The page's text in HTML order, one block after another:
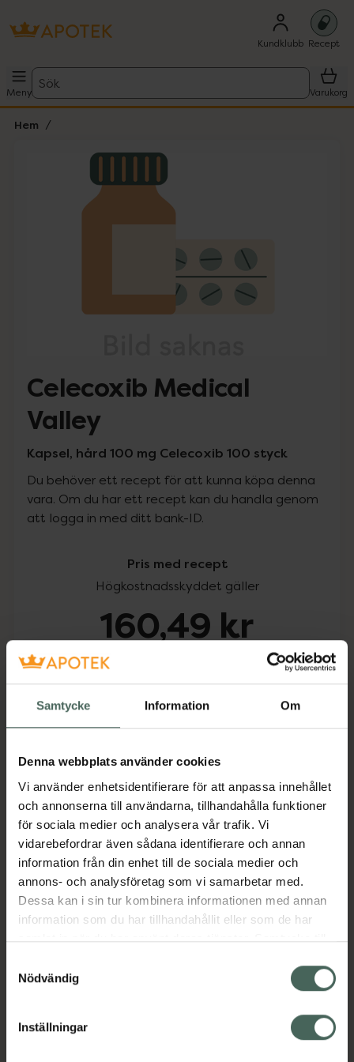
Samtycke Information Om
Denna webbplats använder cookies
Vi använder enhetsidentifierare för att anpassa innehållet
och annonserna till användarna, tillhandahålla funktioner
för sociala medier och analysera vår trafik. Vi
vidarebefordrar även sådana identifierare och annan
information från din enhet till de sociala medier och
annons- och analysföretag som vi samarbetar med.
Dessa kan i sin tur kombinera informationen med annan
information som du har tillhandahållit eller som de har
samlat in när du har använt deras tjänster. Samtycke till
återkalla ditt samtycke via webbplatsens
cookieinställningar. Ett återkallat samtycke påverkar inte
lagligheten av behandling som skett innan återkallelsen.
Nödvändig
Inställningar
Kundklubb Recept
Meny
Sök
Varukorg
Hem
Lista: . Innehåller 1 objekt.
Celecoxib Medical
Valley
Kapsel, hård 100 mg Celecoxib 100 styck
Du behöver ett recept för att kunna köpa denna
vara. Om du har ett recept kan du handla genom
att logga in med ditt bank-ID.
Pris med recept
Högkostnadsskyddet gäller
160,49 kr
Köp via ditt recept
Aktuella erbjudanden
Beskrivning Dölj
Läs alltid bipacksedeln innan
användning.
EAN:07340187101286
Bipacksedel från FASS Visa